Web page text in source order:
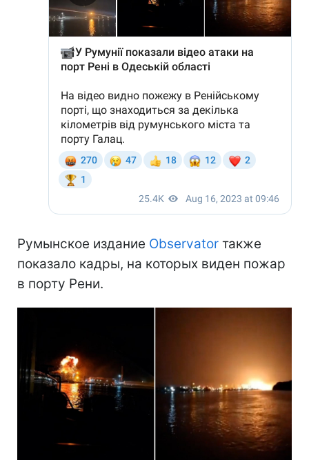
Румынское издание Observator также
показало кадры, на которых виден пожар
в порту Рени.